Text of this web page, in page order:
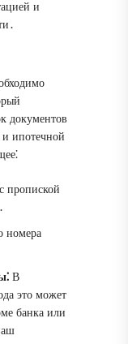
и
документов
и ипотечной
пропиской
номера
В
это может
банка или